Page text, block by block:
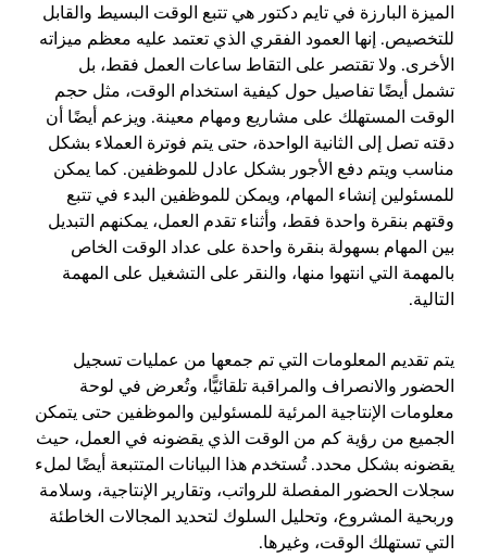
الميزة البارزة في تايم دكتور هي تتبع الوقت البسيط والقابل
للتخصيص. إنها العمود الفقري الذي تعتمد عليه معظم ميزاته
الأخرى. ولا تقتصر على التقاط ساعات العمل فقط، بل
تشمل أيضًا تفاصيل حول كيفية استخدام الوقت، مثل حجم
الوقت المستهلك على مشاريع ومهام معينة. ويزعم أيضًا أن
دقته تصل إلى الثانية الواحدة، حتى يتم فوترة العملاء بشكل
مناسب ويتم دفع الأجور بشكل عادل للموظفين. كما يمكن
للمسئولين إنشاء المهام، ويمكن للموظفين البدء في تتبع
وقتهم بنقرة واحدة فقط، وأثناء تقدم العمل، يمكنهم التبديل
بين المهام بسهولة بنقرة واحدة على عداد الوقت الخاص
بالمهمة التي انتهوا منها، والنقر على التشغيل على المهمة
التالية.
يتم تقديم المعلومات التي تم جمعها من عمليات تسجيل
الحضور والانصراف والمراقبة تلقائيًّا، وتُعرض في لوحة
معلومات الإنتاجية المرئية للمسئولين والموظفين حتى يتمكن
الجميع من رؤية كم من الوقت الذي يقضونه في العمل، حيث
يقضونه بشكل محدد. تُستخدم هذا البيانات المتتبعة أيضًا لملء
سجلات الحضور المفصلة للرواتب، وتقارير الإنتاجية، وسلامة
وربحية المشروع، وتحليل السلوك لتحديد المجالات الخاطئة
التي تستهلك الوقت، وغيرها.